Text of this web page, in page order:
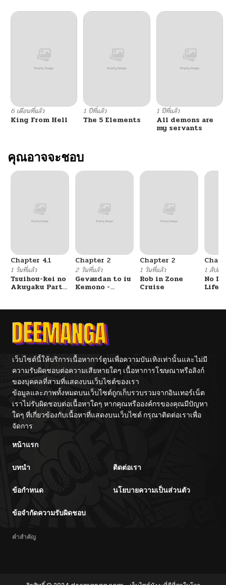
ตอนที่ 285
ตอนที่ 283 03/31/2026
ตอนที่ 282
ตอนที่ 281 03/31/2026
ตอนที่ 280
ตอนที่ 276 03/31/2026
ตอนที่ 275
ตอนที่ 274
ตอนที่ 273
ตอนที่ 272 03/31/2026
ตอนที่ 271 03/31/2026
ตอนที่ 270
ตอนที่ 268 03/31/2026
ตอนที่ 267
ตอนที่ 266
6 เดือนที่แล้ว
King From Hell
1 ปีที่แล้ว
The 5 Elements
1 ปีที่แล้ว
All demons are
my servants
คุณอาจจะชอบ
Chapter 4.1
1 วันที่แล้ว
Tsuihou-kei no
Akuyaku Party
node, Zamaa
Sareru Mae ni
Jibun o
Tsuihou
Shimashita.:
“Steal” tte
Akuyakusugiru
kedo
Tsuyosugiru
Chapter 2
2 วันที่แล้ว
Gevaudan to iu
Kemono -
Musaboru Moto
Saikyou
Monster wa,
Fukushuu no
wo
Kuwadateru-
Chapter 2
1 วันที่แล้ว
Rob in Zone
Cruise
1 สัปด
No
Life!!
เว็บไซต์นี้ให้บริการเนื้อหาการ์ตูนเพื่อความบันเทิงเท่านั้นและไม่มี
ความรับผิดชอบต่อความเสียหายใดๆ เนื้อหาการโฆษณาหรือลิงก์
ของบุคคลที่สามที่แสดงบนเว็บไซต์ของเรา
ข้อมูลและภาพทั้งหมดบนเว็บไซต์ถูกเก็บรวบรวมจากอินเทอร์เน็ต
เราไม่รับผิดชอบต่อเนื้อหาใดๆ หากคุณหรือองค์กรของคุณมีปัญหา
ใดๆ ที่เกี่ยวข้องกับเนื้อหาที่แสดงบนเว็บไซต์ กรุณาติดต่อเราเพื่อ
จัดการ
หน้าแรก
บทนำ ติดต่อเรา
ข้อกำหนด นโยบายความเป็นส่วนตัว
ข้อจำกัดความรับผิดชอบ
คำสำคัญ